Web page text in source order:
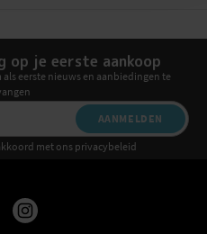
op je eerste aankoop
eerste nieuws en aanbiedingen te
AANMELDEN
met ons privacybeleid